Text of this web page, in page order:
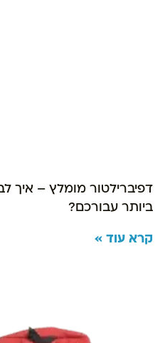
דפיברילטור מומלץ – איך
ביותר עבורכם?
קרא עוד »